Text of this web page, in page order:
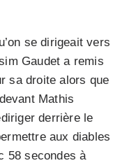
se dirigeait vers
Gaudet a remis
sa droite alors que
Mathis
derrière le
aux diables
58 secondes à